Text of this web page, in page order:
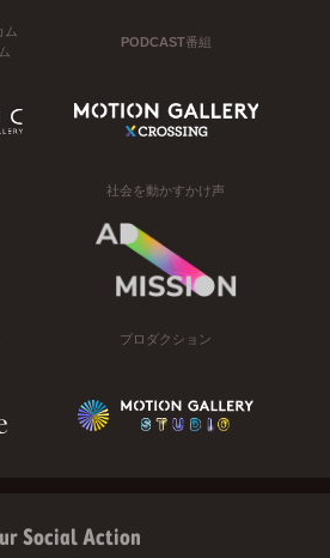
ム
PODCAST番組
社会を動かすかけ声
プロダクション
Social Action